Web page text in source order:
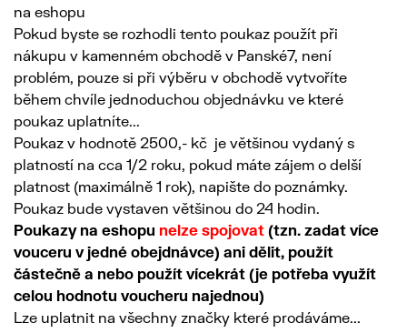
na eshopu
Pokud byste se rozhodli tento poukaz použít při
nákupu v kamenném obchodě v Panské7, není
problém, pouze si při výběru v obchodě vytvoříte
během chvíle jednoduchou objednávku ve které
poukaz uplatníte...
Poukaz v hodnotě 2500,- kč je většinou vydaný s
platností na cca 1/2 roku, pokud máte zájem o delší
platnost (maximálně 1 rok), napište do poznámky.
Poukaz bude vystaven většinou do 24 hodin.
Poukazy na eshopu nelze spojovat (tzn. zadat více
vouceru v jedné obejdnávce) ani dělit, použít
částečně a nebo použít vícekrát (je potřeba využít
celou hodnotu voucheru najednou)
Lze uplatnit na všechny značky které prodáváme...